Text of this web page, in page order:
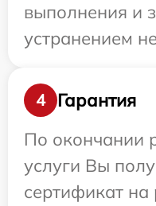
выполнения и
устранением
4
Гарантия
По окончании
услуги Вы
сертификат на